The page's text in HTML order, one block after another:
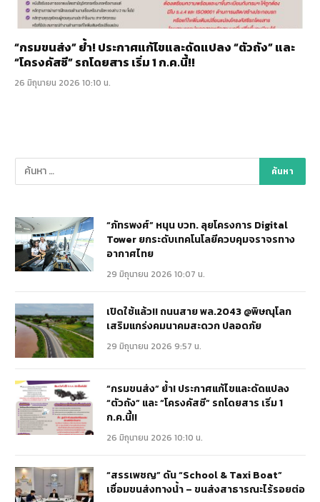
“กรมขนส่ง” ย้ำ! ประกาศแก้ไขและดัดแปลง “ตัวถัง” และ
“โครงคัสซี” รถโดยสาร เริ่ม 1 ก.ค.นี้!!
26 มิถุนายน 2026 10:10 น.
“ภัทรพงศ์” หนุน บวท. ลุยโครงการ Digital
Tower ยกระดับเทคโนโลยีควบคุมจราจรทาง
อากาศไทย
29 มิถุนายน 2026 10:07 น.
เปิดใช้แล้ว!! ถนนสาย พล.2043 @พิษณุโลก
เสริมแกร่งคมนาคมสะดวก ปลอดภัย
29 มิถุนายน 2026 9:57 น.
“กรมขนส่ง” ย้ำ! ประกาศแก้ไขและดัดแปลง
“ตัวถัง” และ “โครงคัสซี” รถโดยสาร เริ่ม 1
ก.ค.นี้!!
26 มิถุนายน 2026 10:10 น.
“สรรเพชญ” ดัน “School & Taxi Boat”
เชื่อมขนส่งทางน้ำ – ขนส่งสาธารณะไร้รอยต่อ